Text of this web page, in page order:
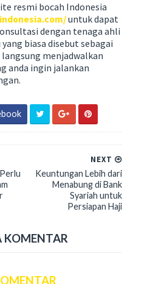
resmi bocah Indonesia
untuk dapat
dengan tenaga ahli
biasa disebut sebagai
langsung menjadwalkan
anda ingin jalankan
NEXT
Keuntungan Lebih dari
Menabung di Bank
Syariah untuk
Persiapan Haji